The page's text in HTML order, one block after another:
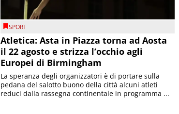
SPORT
Atletica: Asta in Piazza torna ad Aosta
il 22 agosto e strizza l’occhio agli
Europei di Birmingham
La speranza degli organizzatori è di portare sulla
pedana del salotto buono della città alcuni atleti
reduci dalla rassegna continentale in programma ...